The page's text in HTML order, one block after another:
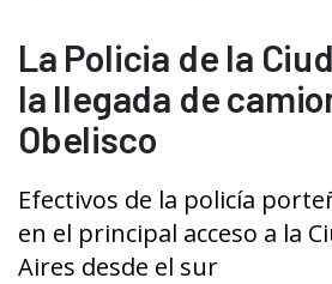
La Policia de la
la llegada de
Obelisco
Efectivos de la policía
en el principal acceso a la
Aires desde el sur